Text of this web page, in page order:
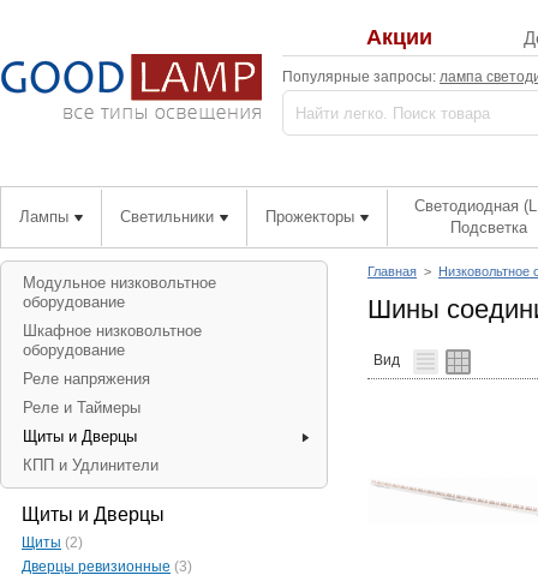
Акции
Популярные запросы: лампа
Лампы Светильники Прожекторы
Светодиодная
Подсветка
Главная > Низковольтное
Шины
Вид
Модульное низковольтное
оборудование
Шкафное низковольтное
оборудование
Реле напряжения
Реле и Таймеры
Щиты и Дверцы
КПП и Удлинители
Щиты и Дверцы
Щиты (2)
Дверцы ревизионные (3)